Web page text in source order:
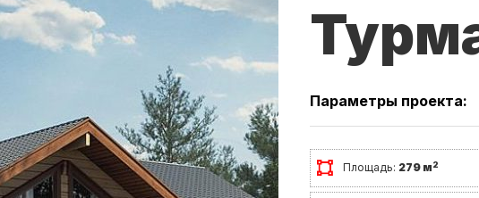
Параметры проекта:
Площадь: 279 м2